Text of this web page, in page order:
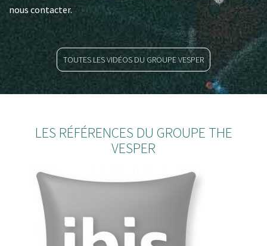
nous contacter.
TOUTES LES VIDÉOS DU GROUPE VESPER
LES RÉFÉRENCES DU GROUPE THE
VESPER